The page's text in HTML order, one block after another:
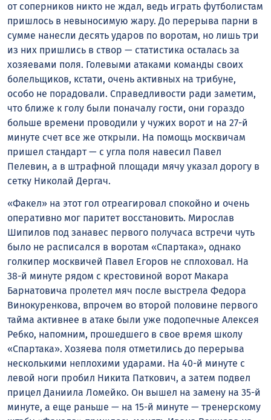
от соперников никто не ждал, ведь играть футболистам
пришлось в невыносимую жару. До перерыва парни в
сумме нанесли десять ударов по воротам, но лишь три
из них пришлись в створ — статистика осталась за
хозяевами поля. Голевыми атаками команды своих
болельщиков, кстати, очень активных на трибуне,
особо не порадовали. Справедливости ради заметим,
что ближе к голу были поначалу гости, они гораздо
больше времени проводили у чужих ворот и на 27-й
минуте счет все же открыли. На помощь москвичам
пришел стандарт — с угла поля навесил Павел
Пелевин, а в штрафной площади мячу указал дорогу в
сетку Николай Дергач.
«Факел» на этот гол отреагировал спокойно и очень
оперативно мог паритет восстановить. Мирослав
Шипилов под занавес первого получаса встречи чуть
было не расписался в воротам «Спартака», однако
голкипер москвичей Павел Егоров не сплоховал. На
38-й минуте рядом с крестовиной ворот Макара
Барнатовича пролетел мяч после выстрела Федора
Винокуренкова, впрочем во второй половине первого
тайма активнее в атаке были уже подопечные Алексея
Ребко, напомним, прошедшего в свое время школу
«Спартака». Хозяева поля отметились до перерыва
несколькими неплохими ударами. На 40-й минуте с
левой ноги пробил Никита Паткович, а затем подвел
прицел Даниила Ломейко. Он вышел на замену на 35-й
минуте, а еще раньше — на 15-й минуте — тренерскому